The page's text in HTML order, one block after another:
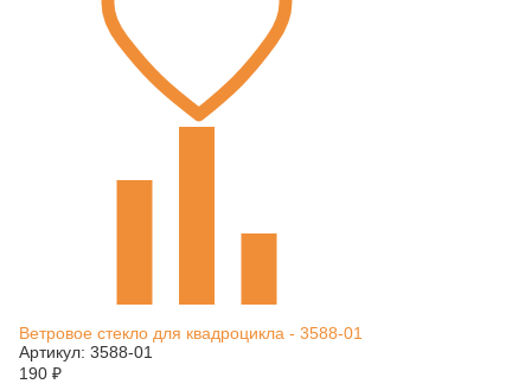
Ветровое стекло для квадроцикла - 3588-01
Артикул: 3588-01
190 ₽